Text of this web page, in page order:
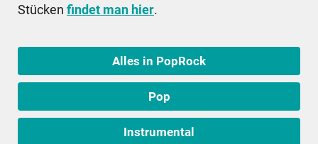
Stücken findet man hier.
Alles in PopRock
Pop
Instrumental